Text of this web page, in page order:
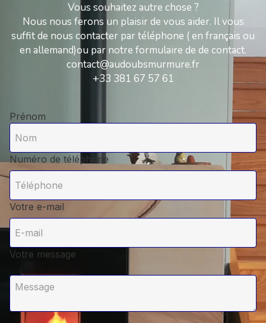
Vous souhaitez autre chose ?
Nous nous ferons un plaisir de vous aider. Il vous
suffit de nous contacter par téléphone ( en français ou
en allemand)ou par notre formulaire de de contact.
contact@audoubsmurmure.fr
+33 381 67 57 61
Prénom
Numéro de téléphone
Votre e-mail
Votre message